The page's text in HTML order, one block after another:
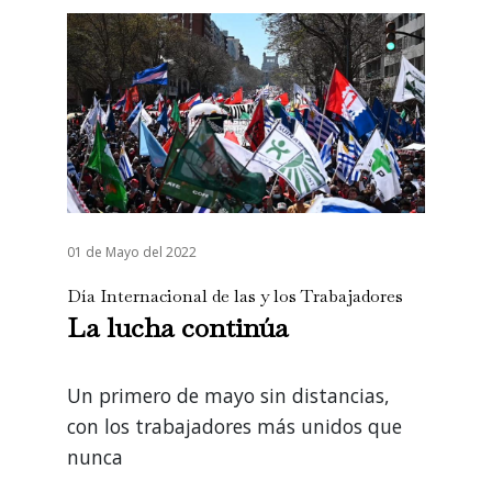
01 de Mayo del 2022
Día Internacional de las y los Trabajadores
La lucha continúa
Un primero de mayo sin distancias,
con los trabajadores más unidos que
nunca